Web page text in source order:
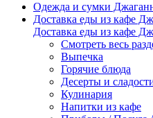
Одежда и сумки
Доставка еды из кафе
Доставка еды из кафе
Смотреть весь
Выпечка
Горячие блюда
Десерты и
Кулинария
Напитки из кафе